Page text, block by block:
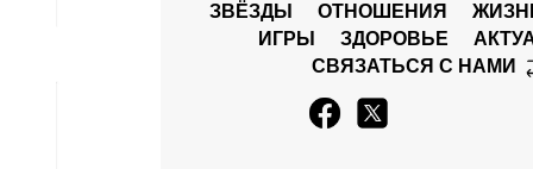
ЗВЁЗДЫ ОТНОШЕНИЯ
ИГРЫ
ЗДОРОВЬЕ
СВЯЗАТЬСЯ С НАМИ